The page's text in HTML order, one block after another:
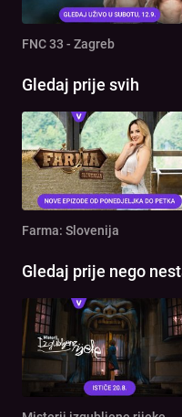
FNC 33 - Zagreb
Gledaj prije svih
Farma: Slovenija
Gledaj prije nego